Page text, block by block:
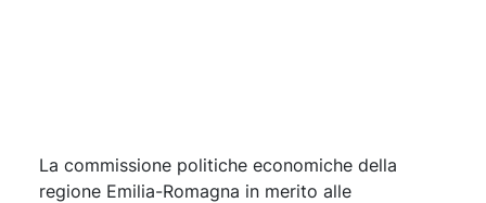
La commissione politiche economiche della
regione Emilia-Romagna in merito alle